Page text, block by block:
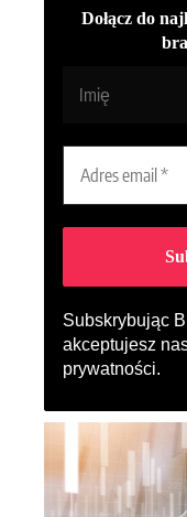
Dołącz do
Subskrybując
akceptujesz
prywatności.